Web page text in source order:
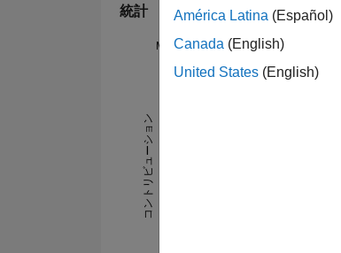
統計
MATLAB Answers
コントリビューション
América Latina (Español)
Canada (English)
United States (English)